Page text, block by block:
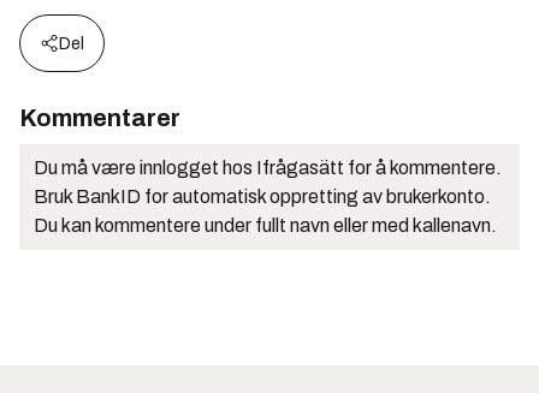
Del
Kommentarer
Du må være innlogget hos Ifrågasätt for å kommentere.
Bruk BankID for automatisk oppretting av brukerkonto.
Du kan kommentere under fullt navn eller med kallenavn.